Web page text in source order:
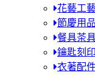
花藝工
節慶用品
餐具茶
鑰匙刻印
衣著配